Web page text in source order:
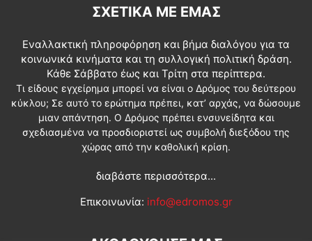
ΣΧΕΤΙΚΆ ΜΕ ΕΜΆΣ
Εναλλακτική πληροφόρηση και βήμα διαλόγου για τα
κοινωνικά κινήματα και τη συλλογική πολιτική δράση.
Κάθε Σάββατο έως και Τρίτη στα περίπτερα.
Τι είδους εγχείρημα μπορεί να είναι ο Δρόμος του δεύτερου
κύκλου; Σε αυτό το ερώτημα πρέπει, κατ’ αρχάς, να δώσουμε
μιαν απάντηση. Ο Δρόμος πρέπει ενσυνείδητα και
σχεδιασμένα να προσδιοριστεί ως συμβολή διεξόδου της
χώρας από την καθολική κρίση.
διαβάστε περισσότερα...
Επικοινωνία: info@edromos.gr